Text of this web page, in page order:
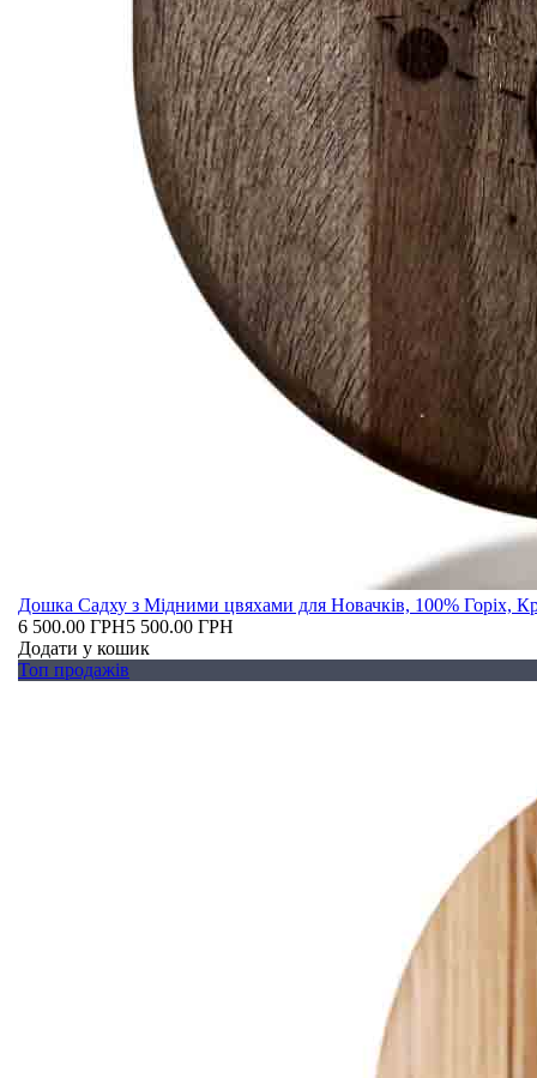
Дошка Садху з Мідними цвяхами для Новачків, 100% Горіх,
6 500.00 ГРН5 500.00 ГРН
Додати у кошик
Топ продажів